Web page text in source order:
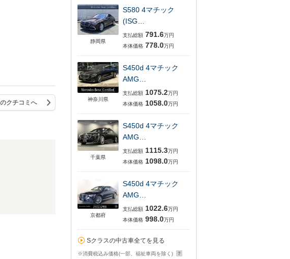
クチコミへ
静岡県
S580 4マチック
(ISG…
支払総額 791.6万円
本体価格 778.0万円
神奈川県
S450d 4マチック
AMG…
支払総額 1075.2万円
本体価格 1058.0万円
千葉県
S450d 4マチック
AMG…
支払総額 1115.3万円
本体価格 1098.0万円
京都府
S450d 4マチック
AMG…
支払総額 1022.6万円
本体価格 998.0万円
Sクラスの中古車全てを見る
※消費税込み価格(一部、福祉車両を除く)